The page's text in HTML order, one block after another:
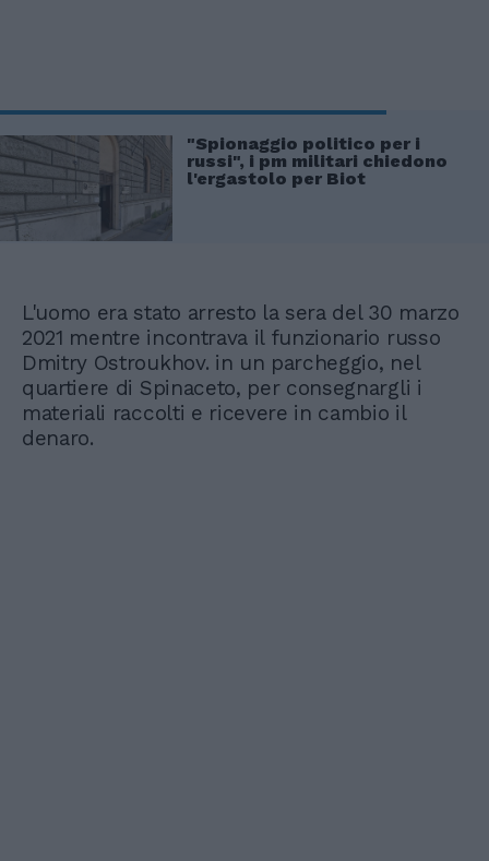
"Spionaggio politico per i
russi", i pm militari chiedono
l'ergastolo per Biot
L'uomo era stato arresto la sera del 30 marzo
2021 mentre incontrava il funzionario russo
Dmitry Ostroukhov. in un parcheggio, nel
quartiere di Spinaceto, per consegnargli i
materiali raccolti e ricevere in cambio il
denaro.